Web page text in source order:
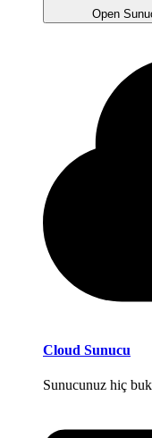
Open
Cloud Sunucu
Sunucunuz hiç